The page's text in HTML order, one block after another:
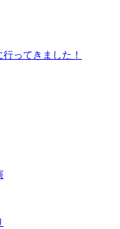
ってきました！